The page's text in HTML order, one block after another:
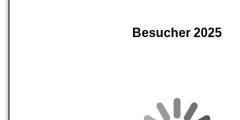
Besucher 2025